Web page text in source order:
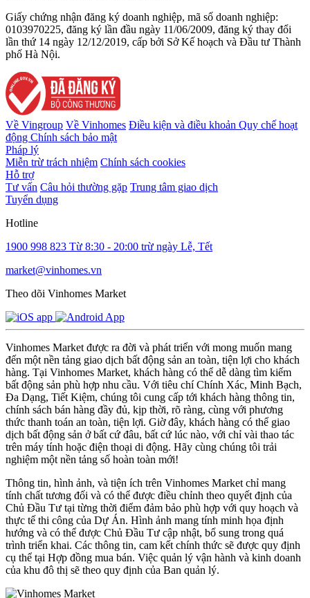
Giấy chứng nhận đăng ký doanh nghiệp, mã số doanh nghiệp:
0103970225, đăng ký lần đầu ngày 11/06/2009, đăng ký thay đổi
lần thứ 14 ngày 12/12/2019, cấp bởi Sở Kế hoạch và Đầu tư Thành
phố Hà Nội.
Về Vingroup Về Vinhomes Điều kiện và điều khoản Quy chế hoạt
động Chính sách bảo mật
Pháp lý
Miễn trừ trách nhiệm Chính sách cookies
Hỗ trợ
Tư vấn Câu hỏi thường gặp Trung tâm giao dịch
Tuyển dụng
Hotline
1900 998 823 Từ 8:30 - 20:00 trừ ngày Lễ, Tết
market@vinhomes.vn
Theo dõi Vinhomes Market
Vinhomes Market được ra đời và phát triển với mong muốn mang
đến một nền tảng giao dịch bất động sản an toàn, tiện lợi cho khách
hàng. Tại Vinhomes Market, khách hàng có thể dễ dàng tìm kiếm
bất động sản phù hợp nhu cầu. Với tiêu chí Chính Xác, Minh Bạch,
Đa Dạng, Tiết Kiệm, chúng tôi cung cấp tới khách hàng thông tin,
chính sách bán hàng đầy đủ, kịp thời, rõ ràng, cùng với phương
thức thanh toán an toàn, tiện lợi. Giờ đây, khách hàng có thể giao
dịch bất động sản ở bất cứ đâu, bất cứ lúc nào, với chỉ vài thao tác
trên máy tính hoặc điện thoại di động. Hãy cùng chúng tôi trải
nghiệm một nền tảng số hoàn toàn mới!
Thông tin, hình ảnh, và tiện ích trên Vinhomes Market chỉ mang
tính chất tương đối và có thể được điều chỉnh theo quyết định của
Chủ Đầu Tư tại từng thời điểm đảm bảo phù hợp với quy hoạch và
thực tế thi công của Dự Án. Hình ảnh mang tính minh họa định
hướng và có thể được Chủ Đầu Tư cập nhật, bổ sung trong quá
trình triển khai. Các thông tin, cam kết chính thức sẽ được quy định
cụ thể tại Hợp đồng mua bán. Việc quản lý vận hành và kinh doanh
của khu đô thị sẽ theo quy định của Ban quản lý.